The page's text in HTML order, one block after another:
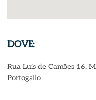
DOVE:
Rua Luís de Camões 16,
Portogallo